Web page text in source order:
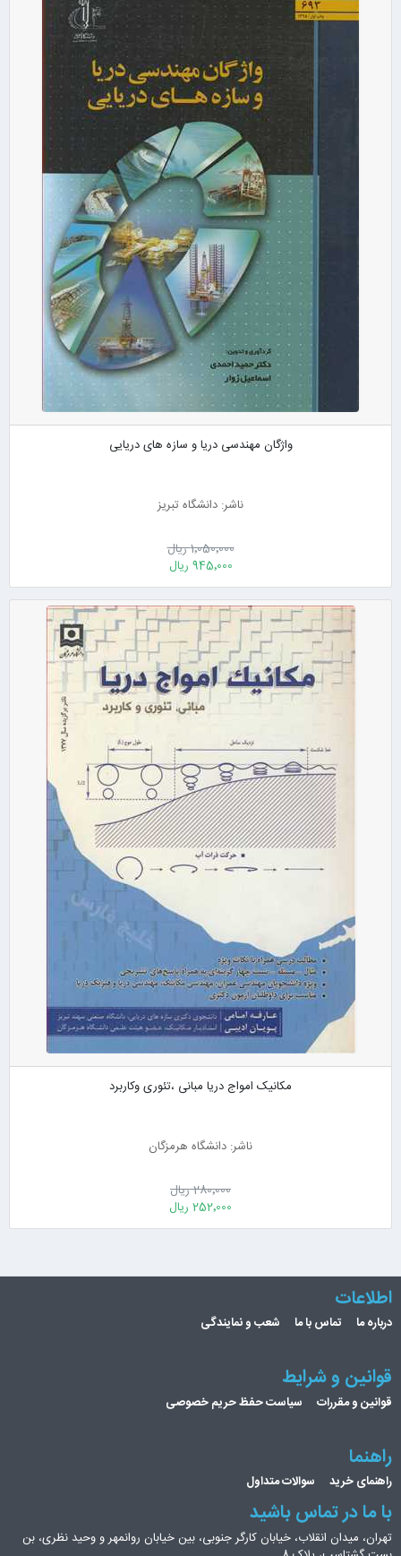
واژگان مهندسی دریا و سازه های دریایی
ناشر: دانشگاه تبریز
1٬050٬000 ریال
945٬000 ریال
مکانیک امواج دریا مبانی ،تئوری وکاربرد
ناشر: دانشگاه هرمزگان
280٬000 ریال
252٬000 ریال
اطلاعات
درباره ما تماس با ما شعب و نمایندگی
قوانین و شرایط
قوانین و مقررات سیاست حفظ حریم خصوصی
راهنما
راهنمای خرید سوالات متداول
با ما در تماس باشید
تهران، میدان انقلاب، خیابان کارگر جنوبی، بین خیابان روانمهر و وحید نظری، بن